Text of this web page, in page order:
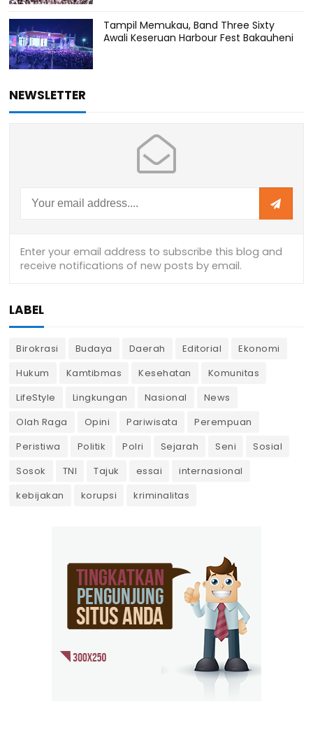
Tampil Memukau, Band Three Sixty
Awali Keseruan Harbour Fest Bakauheni
NEWSLETTER
LABEL
Birokrasi Budaya Daerah Editorial
Ekonomi
Hukum
Kamtibmas Kesehatan
Komunitas
LifeStyle
Lingkungan Nasional
News
Olah Raga
Opini Pariwisata
Perempuan
Peristiwa
Politik Polri Sejarah Seni
Sosial
Sosok
TNI Tajuk essai
internasional
kebijakan
korupsi kriminalitas